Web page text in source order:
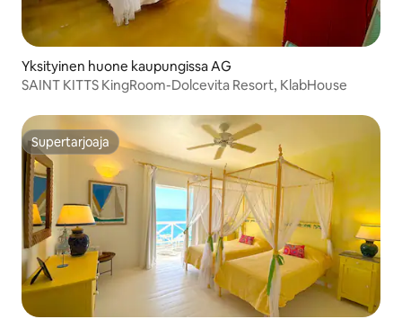
Yksityinen huone kaupungissa AG
SAINT KITTS KingRoom-Dolcevita Resort, KlabHouse
Supertarjoaja
Supertarjoaja